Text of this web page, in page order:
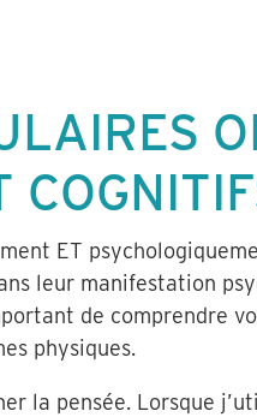
ET
leur manifestation
de comprendre
physiques.
la pensée. Lorsque